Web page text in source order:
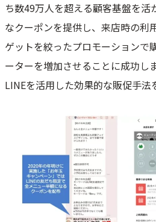
ち数49万人を超える顧客基盤を活
なクーポンを提供し、来店時の利
ゲットを絞ったプロモーションで
ーターを増加させることに成功し
LINEを活用した効果的な販促手法